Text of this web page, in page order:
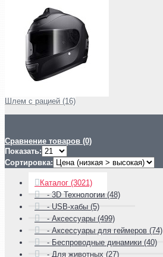
Шлем с рацией (16)
Сравнение товаров (0)
Показать:
Сортировка:
Каталог (3021)
- 3D Технологии (48)
- USB-хабы (5)
- Аксессуары (499)
- Аксессуары для геймеров (74)
- Беспроводные динамики (40)
- Для животных (27)